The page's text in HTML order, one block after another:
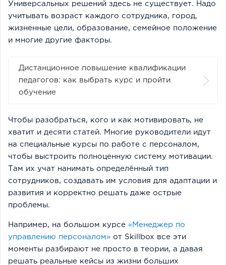
Универсальных решений здесь не существует. Надо
учитывать возраст каждого сотрудника, город,
жизненные цели, образование, семейное положение
и многие другие факторы.
Дистанционное повышение квалификации
педагогов: как выбрать курс и пройти
обучение
Чтобы разобраться, кого и как мотивировать, не
хватит и десяти статей. Многие руководители идут
на специальные курсы по работе с персоналом,
чтобы выстроить полноценную систему мотивации.
Там их учат нанимать определённый тип
сотрудников, создавать им условия для адаптации и
развития и корректно решать даже острые
проблемы.
Например, на большом курсе «Менеджер по
управлению персоналом» от Skillbox все эти
моменты разбирают не просто в теории, а давая
решать реальные кейсы из жизни больших